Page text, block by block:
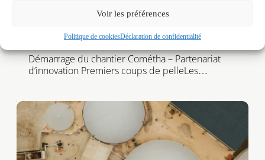
Voir les préférences
Politique de cookiesDéclaration de confidentialité
Partenariat d’innovation
Démarrage du chantier Cométha – Partenariat
d’innovation Premiers coups de pelleLes
parisienne. Après une première phase de
sélection réussie pour le groupement dont nous
faisons partie, nous sommes responsables de la
construction et de l’exploitation d’une unité pilote
permettant […]